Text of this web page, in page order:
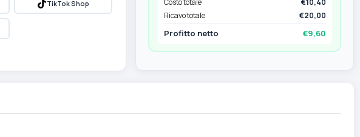
TikTok Shop
Ricavo totale
€20,00
Profitto netto €9,60